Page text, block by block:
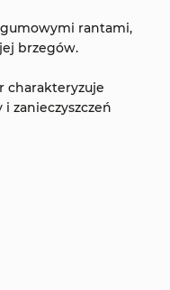
rantami,
brzegów.
charakteryzuje
zanieczyszczeń